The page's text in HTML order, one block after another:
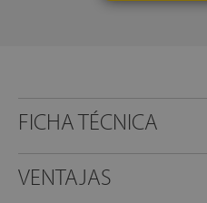
FICHA TÉCNICA
VENTAJAS